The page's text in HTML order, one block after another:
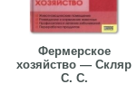
Фермерское
хозяйство — Скляр
С. С.